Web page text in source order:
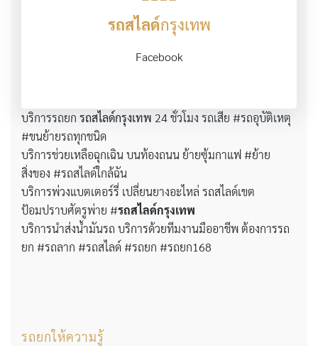
รถสไลด์กรุงเทพ
Facebook
บริการรถยก รถสไลด์กรุงเทพ 24 ชั่วโมง รถเสีย #รถอุบัติเหตุ
#ขนย้ายรถทุกชนิด
บริการช่วยเหลือฉุกเฉิน บนท้องถนน ย้ายซุ้มกาแฟ #ย้าย
สิ่งของ #รถสไลด์ใกล้ฉัน
บริการพ่วงแบตเตอร์รี่ เปลี่ยนยางอะไหล่ รถสไลด์เขต
ป้อมปราบศัตรูพ่าย #รถสไลด์กรุงเทพ
บริการนำส่งน้ำมันรถ บริการด้วยทีมงานมืออาชีพ ต้องการรถ
ยก #รถลาก #รถสไลด์ #รถยก #รถยก168
รถยกให้ความรู้